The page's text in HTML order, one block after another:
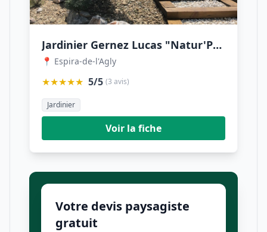
Jardinier Gernez Lucas "Natur'Paysage"
📍 Espira-de-l'Agly
★★★★★ 5/5 (3 avis)
Jardinier
Voir la fiche
Votre devis paysagiste
gratuit